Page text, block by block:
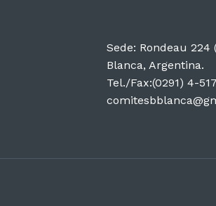
Sede: Rondeau 224
Blanca, Argentina.
Tel./Fax:(0291) 4-